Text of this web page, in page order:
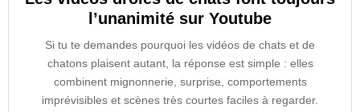
l’unanimité sur Youtube
Si tu te demandes pourquoi les vidéos de chats et de
chatons plaisent autant, la réponse est simple : elles
combinent mignonnerie, surprise, comportements
imprévisibles et scènes très courtes faciles à regarder.